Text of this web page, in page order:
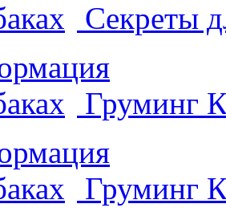
Секреты
Груминг
Груминг